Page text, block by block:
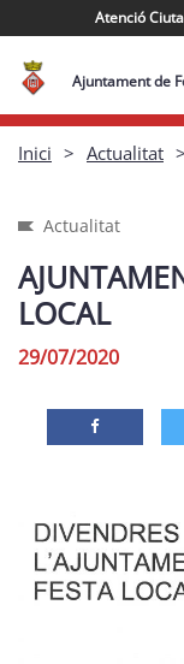
Atenció
Ajuntament de
Inici Actualitat
Actualitat
LOCAL
29/07/2020